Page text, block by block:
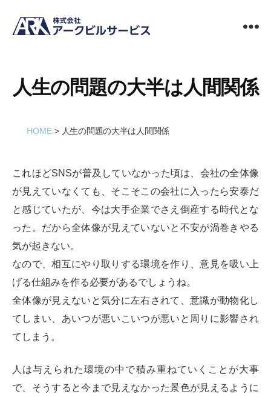
ン
テ
の
ア
ク
ビ
ル
ー
ビ
ス
人生の問題の大半は人間関係
HOME 人生の問題の大半は人間関係
これほどSNSが普及していなかった頃は、会社の全体像
が見えていなくても、そこそこの会社に入ったら安泰だ
と感じていたが、今は大手企業でさえ倒産する時代とな
った。だから全体像が見えていないと不安が渦巻きやる
気が起きない。
なので、相互にやり取りする環境を作り、意見を吸い上
げる仕組みを作る必要があるでしょうね。
全体像が見えないと気分に左右されて、意識が動物化し
てしまい、あいつが悪いこいつが悪いと周りに影響され
てしまう。
人は与えられた環境の中で積み重ねていくことが大事
で、そうすると今まで見えなかった景色が見えるように